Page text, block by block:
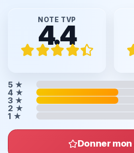
NOTE TVP
4.4
5 ★
4 ★
3 ★
2 ★
1 ★
Donner mon